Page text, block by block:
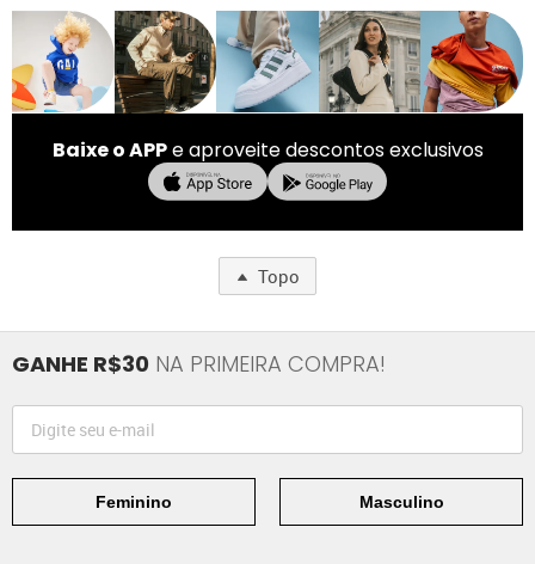
Baixe o APPe aproveite descontos exclusivos
Topo
GANHE R$30 NA PRIMEIRA COMPRA!
Feminino Masculino